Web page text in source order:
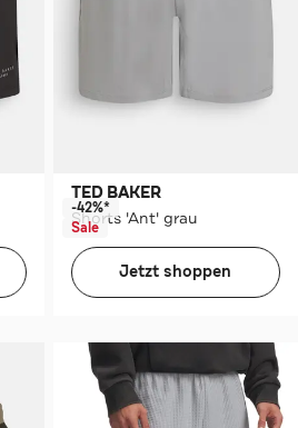
TED BAKER
Shorts 'Ant' grau
-42%*
Sale
Jetzt shoppen